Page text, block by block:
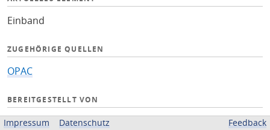
Einband
ZUGEHÖRIGE QUELLEN
OPAC
BEREITGESTELLT VON
Niedersächsische Staats- und Universitätsbibliothek
Impressum Datenschutz Feedback